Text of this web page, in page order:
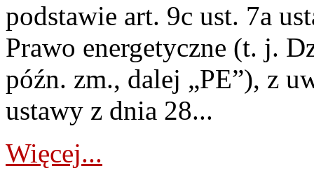
podstawie art. 9c ust. 7a
Prawo energetyczne (t. j.
późn. zm., dalej „PE”), z
ustawy z dnia 28...
Więcej...